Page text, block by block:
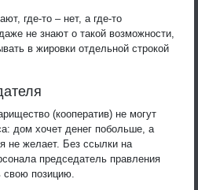
где-то – нет, а где-то
не знают о такой возможности,
в жировки отдельной строкой
(кооператив) не могут
дом хочет денег побольше, а
не желает. Без ссылки на
председатель правления
свою позицию.